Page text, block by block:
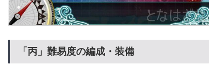
「丙」難易度の編成・装備